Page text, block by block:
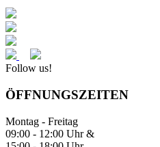
Follow us!
ÖFFNUNGSZEITEN
Montag - Freitag
09:00 - 12:00 Uhr &